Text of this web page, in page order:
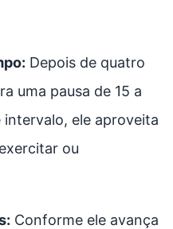
Depois de quatro
uma pausa de 15 a
ele aproveita
ou
Conforme ele avança